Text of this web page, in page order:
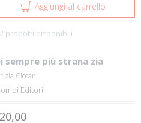
Aggiungi al carrello
2 prodotti disponibili
sempre più strana zia
Ciccani
Editori